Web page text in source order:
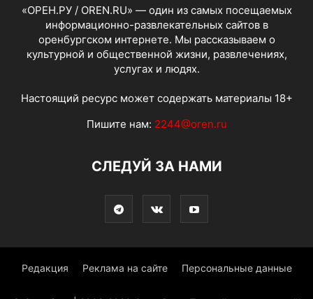
«ОРЕН.РУ / OREN.RU» — один из самых посещаемых
информационно-развлекательных сайтов в
оренбургском интернете. Мы рассказываем о
культурной и общественной жизни, развлечениях,
услугах и людях.
Настоящий ресурс может содержать материалы 18+
Пишите нам: 2244@oren.ru
СЛЕДУЙ ЗА НАМИ
Редакция Реклама на сайте Персональные данные